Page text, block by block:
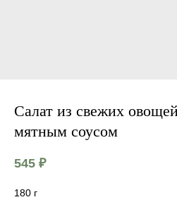
Салат из свежих
мятным соусом
545 ₽
180 г